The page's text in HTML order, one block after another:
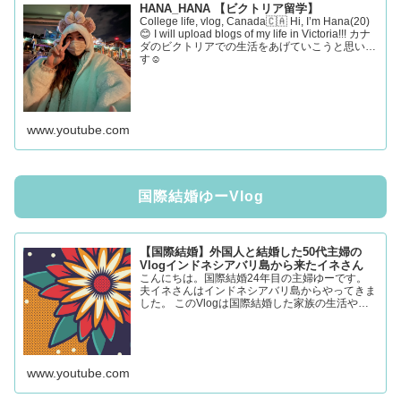
HANA_HANA 【ビクトリア留学】
College life, vlog, Canada🇨🇦 Hi, I’m Hana(20)
😊 I will upload blogs of my life in Victoria!!! カナ
ダのビクトリアでの生活をあげていこうと思いま
す☺️
www.youtube.com
国際結婚ゆーVlog
【国際結婚】外国人と結婚した50代主婦の
Vlogインドネシアバリ島から来たイネさん
こんにちは。国際結婚24年目の主婦ゆーです。
夫イネさんはインドネシアバリ島からやってきま
した。 このVlogは国際結婚した家族の生活や、
www.youtube.com